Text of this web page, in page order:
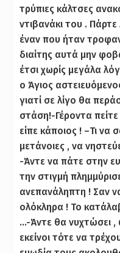
τρύπιες κάλτσες
ντιβανάκι του . Πάρτε
έναν που ήταν
διαίτης αυτά μην
έτσι χωρίς μεγάλα
ο Άγιος
γιατί σε λίγο θα
στάση!-Γέροντα
είπε κάποιος ! –Τι να
μετάνοιες , να
-Άντε να πάτε στην
την στιγμή
ανεπανάληπτη ! Σαν
ολόκληρα ! Το
…-Άντε θα νυχτώσει ,
εκείνοι τότε να